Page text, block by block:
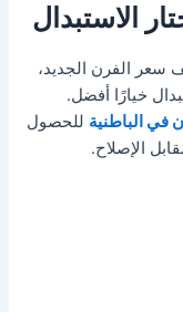
الاستبدال
سعر الفرن الجديد،
خيارًا أفضل.
في الباطنية للحصول
الإصلاح.